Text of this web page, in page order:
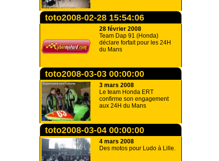
toto2008-02-28 15:54:06
28 février 2008
Team Dap 91 (Honda)
déclare forfait pour les 24H
du Mans
toto2008-03-03 00:00:00
3 mars 2008
Le team Honda ERT
confirme son engagement
aux 24H du Mans
toto2008-03-04 00:00:00
4 mars 2008
Des motos pour Ludo à Lille.